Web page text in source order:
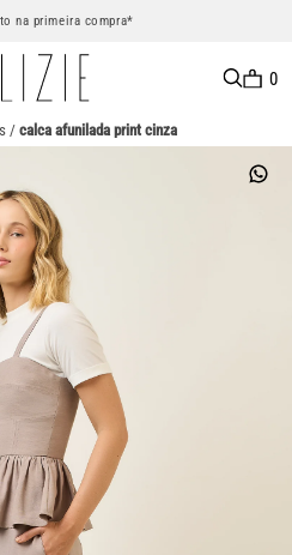
na primeira compra*
0
/ calca afunilada print cinza